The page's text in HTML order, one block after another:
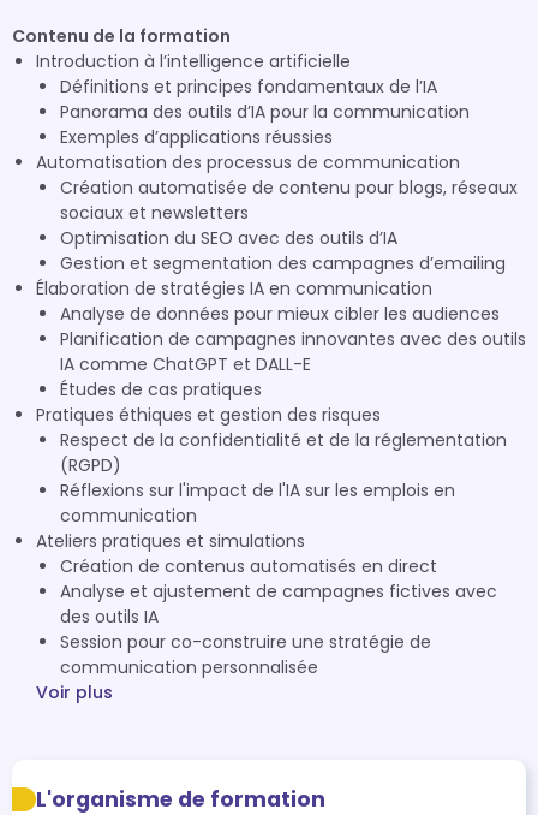
Contenu de la formation
Introduction à l’intelligence artificielle
Définitions et principes fondamentaux de l’IA
Panorama des outils d’IA pour la communication
Exemples d’applications réussies
Automatisation des processus de communication
Création automatisée de contenu pour blogs, réseaux
sociaux et newsletters
Optimisation du SEO avec des outils d’IA
Gestion et segmentation des campagnes d’emailing
Élaboration de stratégies IA en communication
Analyse de données pour mieux cibler les audiences
Planification de campagnes innovantes avec des outils
IA comme ChatGPT et DALL-E
Études de cas pratiques
Pratiques éthiques et gestion des risques
Respect de la confidentialité et de la réglementation
(RGPD)
Réflexions sur l'impact de l'IA sur les emplois en
communication
Ateliers pratiques et simulations
Création de contenus automatisés en direct
Analyse et ajustement de campagnes fictives avec
des outils IA
Session pour co-construire une stratégie de
communication personnalisée
Voir plus
L'organisme de formation